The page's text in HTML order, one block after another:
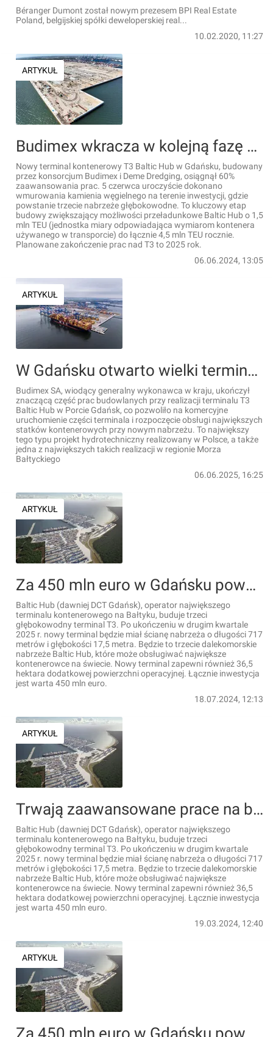
Béranger Dumont został nowym prezesem BPI Real Estate
Poland, belgijskiej spółki deweloperskiej real...
10.02.2020, 11:27
ARTYKUŁ
Budimex wkracza w kolejną fazę budowy Terminala T3 Baltic Hub w Gdańsku
Nowy terminal kontenerowy T3 Baltic Hub w Gdańsku, budowany
przez konsorcjum Budimex i Deme Dredging, osiągnął 60%
zaawansowania prac. 5 czerwca uroczyście dokonano
wmurowania kamienia węgielnego na terenie inwestycji, gdzie
powstanie trzecie nabrzeże głębokowodne. To kluczowy etap
budowy zwiększający możliwości przeładunkowe Baltic Hub o 1,5
mln TEU (jednostka miary odpowiadająca wymiarom kontenera
używanego w transporcie) do łącznie 4,5 mln TEU rocznie.
Planowane zakończenie prac nad T3 to 2025 rok.
06.06.2024, 13:05
ARTYKUŁ
W Gdańsku otwarto wielki terminal T3 Baltic Hub w Porcie Gdańsk [FILMY]
Budimex SA, wiodący generalny wykonawca w kraju, ukończył
znaczącą część prac budowlanych przy realizacji terminalu T3
Baltic Hub w Porcie Gdańsk, co pozwoliło na komercyjne
uruchomienie części terminala i rozpoczęcie obsługi największych
statków kontenerowych przy nowym nabrzeżu. To największy
tego typu projekt hydrotechniczny realizowany w Polsce, a także
jedna z największych takich realizacji w regionie Morza
Bałtyckiego
06.06.2025, 16:25
ARTYKUŁ
Za 450 mln euro w Gdańsku powstaje trzeci głębokowodny terminal T3 na terenie Baltic Hub [FILMY]
Baltic Hub (dawniej DCT Gdańsk), operator największego
terminalu kontenerowego na Bałtyku, buduje trzeci
głębokowodny terminal T3. Po ukończeniu w drugim kwartale
2025 r. nowy terminal będzie miał ścianę nabrzeża o długości 717
metrów i głębokości 17,5 metra. Będzie to trzecie dalekomorskie
nabrzeże Baltic Hub, które może obsługiwać największe
kontenerowce na świecie. Nowy terminal zapewni również 36,5
hektara dodatkowej powierzchni operacyjnej. Łącznie inwestycja
jest warta 450 mln euro.
18.07.2024, 12:13
ARTYKUŁ
Trwają zaawansowane prace na budowie nowego terminala dla Baltic Hub w Gdańsku [FILMY]
Baltic Hub (dawniej DCT Gdańsk), operator największego
terminalu kontenerowego na Bałtyku, buduje trzeci
głębokowodny terminal T3. Po ukończeniu w drugim kwartale
2025 r. nowy terminal będzie miał ścianę nabrzeża o długości 717
metrów i głębokości 17,5 metra. Będzie to trzecie dalekomorskie
nabrzeże Baltic Hub, które może obsługiwać największe
kontenerowce na świecie. Nowy terminal zapewni również 36,5
hektara dodatkowej powierzchni operacyjnej. Łącznie inwestycja
jest warta 450 mln euro.
19.03.2024, 12:40
ARTYKUŁ